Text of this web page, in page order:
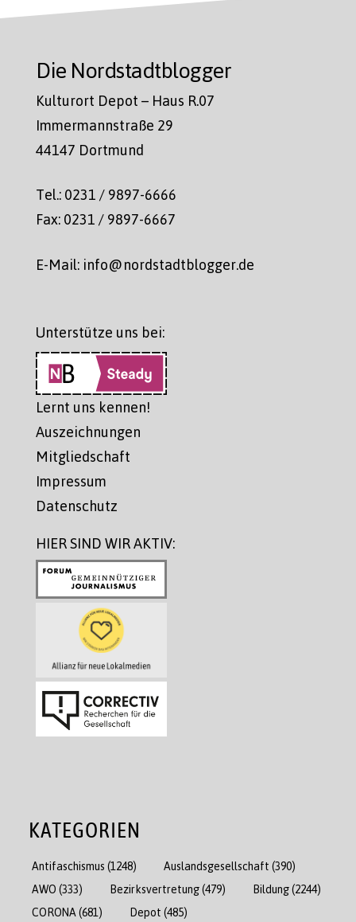
Die Nordstadtblogger
Kulturort Depot – Haus R.07
Immermannstraße 29
44147 Dortmund
Tel.: 0231 / 9897-6666
Fax: 0231 / 9897-6667
E-Mail: info@nordstadtblogger.de
Unterstütze uns bei:
Lernt uns kennen!
Auszeichnungen
Mitgliedschaft
Impressum
Datenschutz
HIER SIND WIR AKTIV:
KATEGORIEN
Antifaschismus (1248) Auslandsgesellschaft (390)
AWO (333) Bezirksvertretung(479) Bildung(2244)
CORONA (681) Depot (485)